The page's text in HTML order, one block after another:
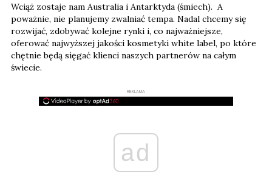
Wciąż zostaje nam Australia i Antarktyda (śmiech). A
poważnie, nie planujemy zwalniać tempa. Nadal chcemy się
rozwijać, zdobywać kolejne rynki i, co najważniejsze,
oferować najwyższej jakości kosmetyki white label, po które
chętnie będą sięgać klienci naszych partnerów na całym
świecie.
REKLAMA
ad